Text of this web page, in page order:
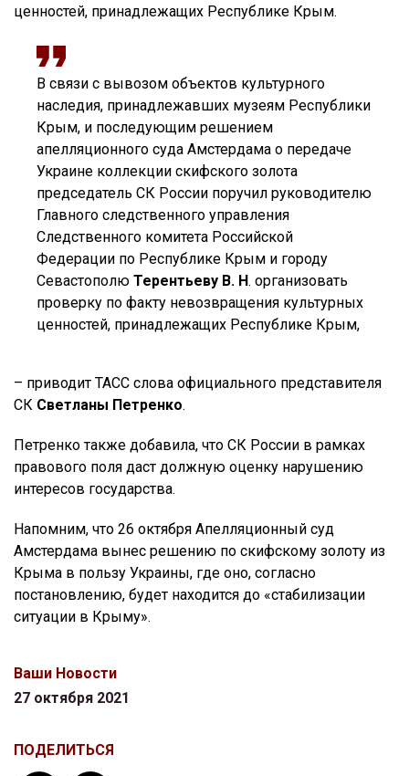
ценностей, принадлежащих Республике Крым.
В связи с вывозом объектов культурного
наследия, принадлежавших музеям Республики
Крым, и последующим решением
апелляционного суда Амстердама о передаче
Украине коллекции скифского золота
председатель СК России поручил руководителю
Главного следственного управления
Следственного комитета Российской
Федерации по Республике Крым и городу
Севастополю Терентьеву В. Н. организовать
проверку по факту невозвращения культурных
ценностей, принадлежащих Республике Крым,
– приводит ТАСС слова официального представителя
СК Светланы Петренко.
Петренко также добавила, что СК России в рамках
правового поля даст должную оценку нарушению
интересов государства.
Напомним, что 26 октября Апелляционный суд
Амстердама вынес решению по скифскому золоту из
Крыма в пользу Украины, где оно, согласно
постановлению, будет находится до «стабилизации
ситуации в Крыму».
Ваши Новости
27 октября 2021
ПОДЕЛИТЬСЯ